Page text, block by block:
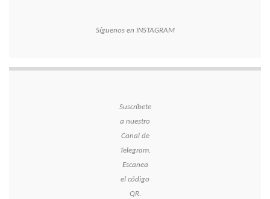
Síguenos en INSTAGRAM
Suscríbete
a nuestro
Canal de
Telegram.
Escanea
el código
QR.